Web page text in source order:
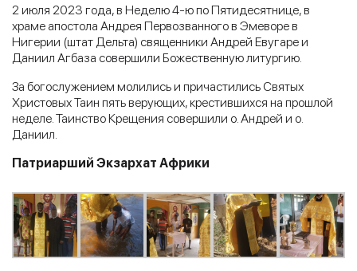
2 июля 2023 года, в Неделю 4-ю по Пятидесятнице, в
храме апостола Андрея Первозванного в Эмеворе в
Нигерии (штат Дельта) священники Андрей Евугаре и
Даниил Агбаза совершили Божественную литургию.
За богослужением молились и причастились Святых
Христовых Таин пять верующих, крестившихся на прошлой
неделе. Таинство Крещения совершили о. Андрей и о.
Даниил.
Патриарший Экзархат Африки